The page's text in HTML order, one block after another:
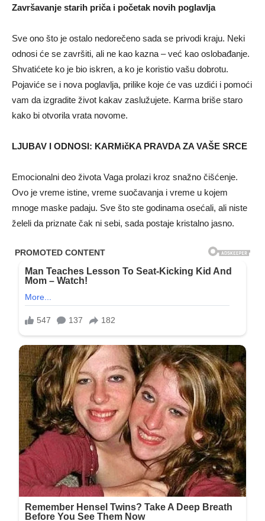
Završavanje starih priča i početak novih poglavlja
Sve ono što je ostalo nedorečeno sada se privodi kraju. Neki
odnosi će se završiti, ali ne kao kazna – već kao oslobađanje.
Shvatićete ko je bio iskren, a ko je koristio vašu dobrotu.
Pojaviće se i nova poglavlja, prilike koje će vas uzdići i pomoći
vam da izgradite život kakav zaslužujete. Karma briše staro
kako bi otvorila vrata novome.
LJUBAV I ODNOSI: KARMičKA PRAVDA ZA VAŠE SRCE
Emocionalni deo života Vaga prolazi kroz snažno čišćenje.
Ovo je vreme istine, vreme suočavanja i vreme u kojem
mnoge maske padaju. Sve što ste godinama osećali, ali niste
želeli da priznate čak ni sebi, sada postaje kristalno jasno.